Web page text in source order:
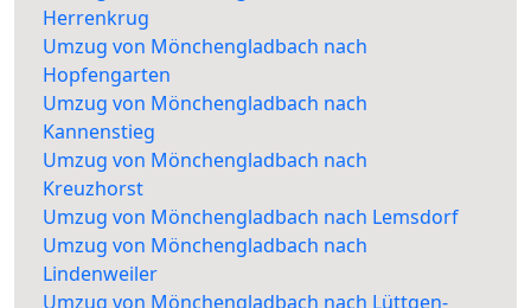
Herrenkrug
Umzug von Mönchengladbach nach
Hopfengarten
Umzug von Mönchengladbach nach
Kannenstieg
Umzug von Mönchengladbach nach
Kreuzhorst
Umzug von Mönchengladbach nach Lemsdorf
Umzug von Mönchengladbach nach
Lindenweiler
Umzug von Mönchengladbach nach Lüttgen-